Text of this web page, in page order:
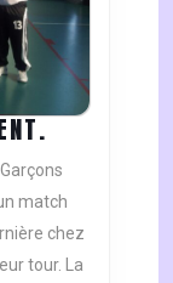
MATCH
match
chez
tour. La